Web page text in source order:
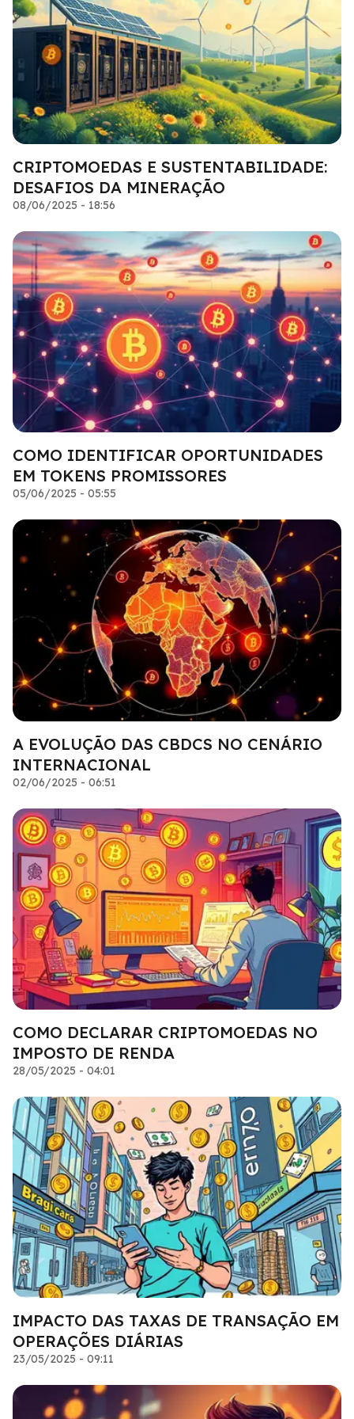
CRIPTOMOEDAS E SUSTENTABILIDADE:
DESAFIOS DA MINERAÇÃO
08/06/2025 - 18:56
COMO IDENTIFICAR OPORTUNIDADES
EM TOKENS PROMISSORES
05/06/2025 - 05:55
A EVOLUÇÃO DAS CBDCS NO CENÁRIO
INTERNACIONAL
02/06/2025 - 06:51
COMO DECLARAR CRIPTOMOEDAS NO
IMPOSTO DE RENDA
28/05/2025 - 04:01
IMPACTO DAS TAXAS DE TRANSAÇÃO EM
OPERAÇÕES DIÁRIAS
23/05/2025 - 09:11